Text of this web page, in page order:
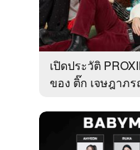
เปิดประวัติ
ของ ติ๊ก เจษฎาภ